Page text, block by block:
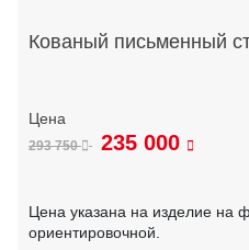
Кованый письменный
293 750 235 000
Цена указана на изделие на
ориентировочной.